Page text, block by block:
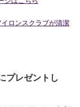
ロンスクラブが清潔
プレゼントし